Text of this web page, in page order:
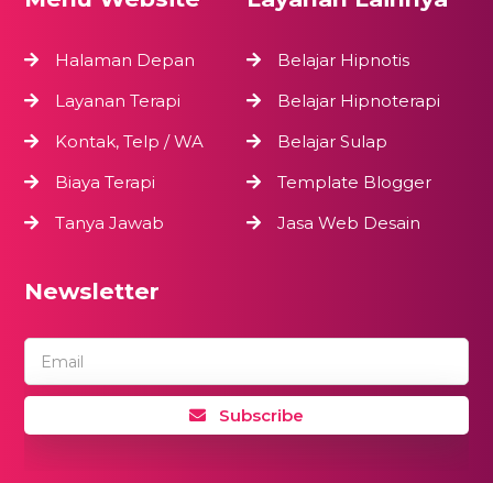
Halaman Depan
Layanan Terapi
Kontak, Telp / WA
Biaya Terapi
Tanya Jawab
Belajar Hipnotis
Belajar Hipnoterapi
Belajar Sulap
Template Blogger
Jasa Web Desain
Newsletter
Email
Subscribe